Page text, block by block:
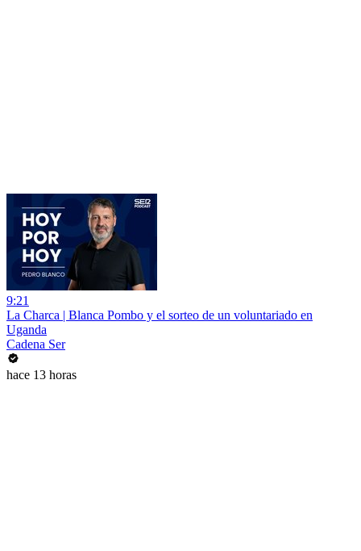
9:21
La Charca | Blanca Pombo y el sorteo de un voluntariado en
Uganda
Cadena Ser
hace 13 horas